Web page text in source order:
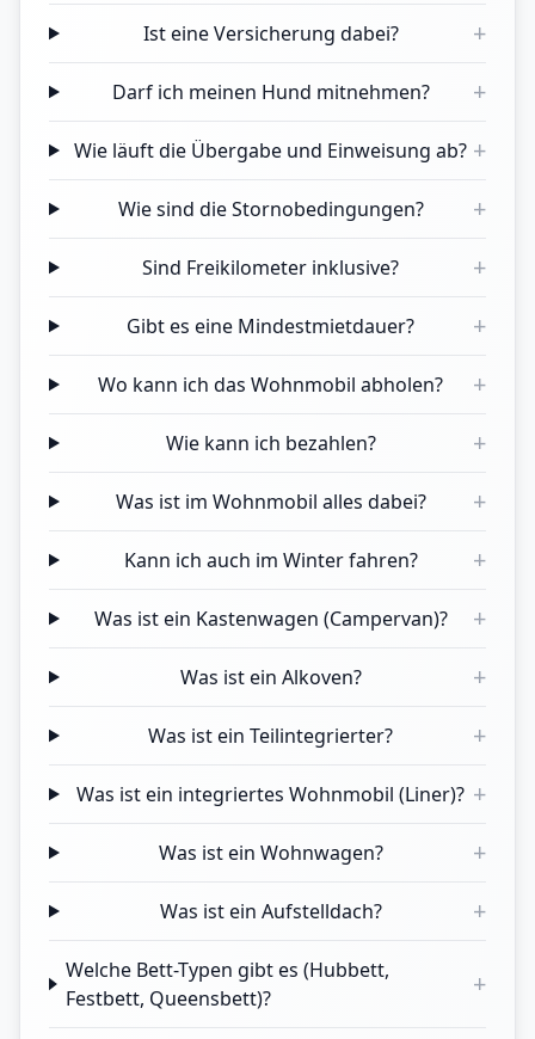
Ist eine Versicherung dabei? +
Darf ich meinen Hund mitnehmen? +
Wie läuft die Übergabe und Einweisung ab? +
Wie sind die Stornobedingungen? +
Sind Freikilometer inklusive? +
Gibt es eine Mindestmietdauer? +
Wo kann ich das Wohnmobil abholen? +
Wie kann ich bezahlen? +
Was ist im Wohnmobil alles dabei? +
Kann ich auch im Winter fahren? +
Was ist ein Kastenwagen (Campervan)? +
Was ist ein Alkoven? +
Was ist ein Teilintegrierter? +
Was ist ein integriertes Wohnmobil (Liner)? +
Was ist ein Wohnwagen? +
Was ist ein Aufstelldach? +
Welche Bett-Typen gibt es (Hubbett,
Festbett, Queensbett)?
+